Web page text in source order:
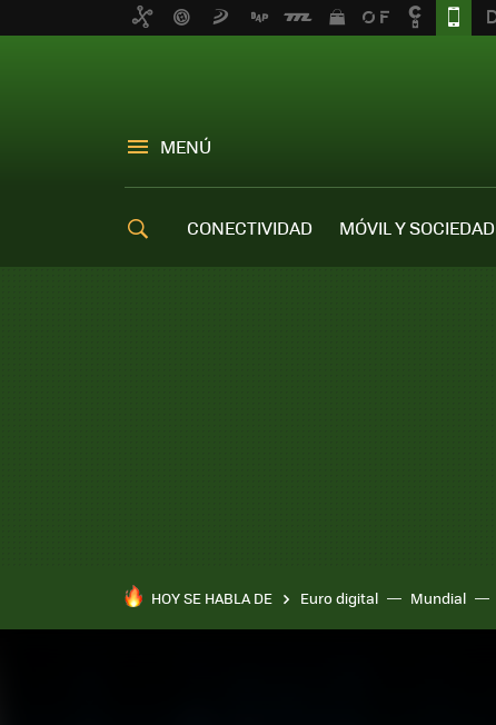
MENÚ
CONECTIVIDAD MÓVIL Y SOCIEDAD
HOY SE HABLA DE Euro digital Mundial